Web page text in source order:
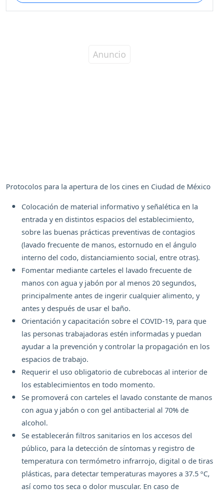
Protocolos para la apertura de los cines en Ciudad de México
Colocación de material informativo y señalética en la
entrada y en distintos espacios del establecimiento,
sobre las buenas prácticas preventivas de contagios
(lavado frecuente de manos, estornudo en el ángulo
interno del codo, distanciamiento social, entre otras).
Fomentar mediante carteles el lavado frecuente de
manos con agua y jabón por al menos 20 segundos,
principalmente antes de ingerir cualquier alimento, y
antes y después de usar el baño.
Orientación y capacitación sobre el COVID-19, para que
las personas trabajadoras estén informadas y puedan
ayudar a la prevención y controlar la propagación en los
espacios de trabajo.
Requerir el uso obligatorio de cubrebocas al interior de
los establecimientos en todo momento.
Se promoverá con carteles el lavado constante de manos
con agua y jabón o con gel antibacterial al 70% de
alcohol.
Se establecerán filtros sanitarios en los accesos del
público, para la detección de síntomas y registro de
temperatura con termómetro infrarrojo, digital o de tiras
plásticas, para detectar temperaturas mayores a 37.5 ºC,
así como tos seca o dolor muscular. En caso de